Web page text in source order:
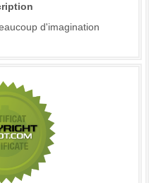
d'imagination